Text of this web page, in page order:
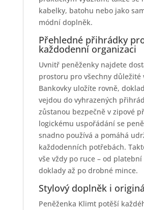
kabelky, batohu nebo jako
módní doplněk.
Přehledné přihrádky
každodenní organizaci
Uvnitř peněženky najdete
prostoru pro všechny důležité
Bankovky uložíte rovně,
vejdou do vyhrazených
zůstanou bezpečně v zipové
logickému uspořádání se
snadno používá a pomáhá
každodenních potřebách.
vše vždy po ruce – od
doklady až po drobné mince.
Stylový doplněk i
Peněženka Klimt potěší